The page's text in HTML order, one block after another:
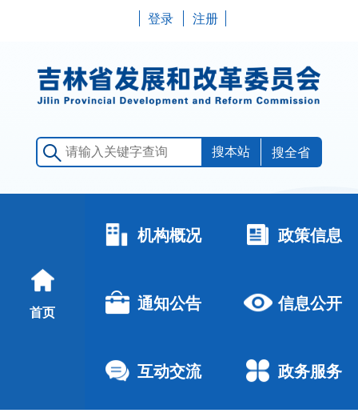
登录 注册
搜全省
首页
机构概况 政策信息
通知公告 信息公开
互动交流 政务服务